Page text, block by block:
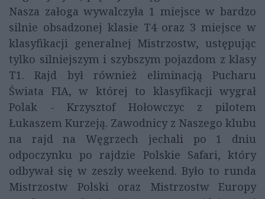
Nasza załoga wywalczyła 1 miejsce w bardzo
silnie obsadzonej klasie T4 oraz 3 miejsce w
klasyfikacji generalnej Mistrzostw, ustępując
tylko silniejszym i szybszym pojazdom z klasy
T1. Rajd był również eliminacją Pucharu
Świata FIA, w której to klasyfikacji wygrał
Polak - Krzysztof Hołowczyc z pilotem
Łukaszem Kurzeją. Zawodnicy z Naszego klubu
na rajd na Węgrzech jechali po 1 dniu
odpoczynku po rajdzie Polskie Safari, który
odbywał się w zeszły weekend. Było to runda
Mistrzostw Polski oraz Mistrzostw Europy